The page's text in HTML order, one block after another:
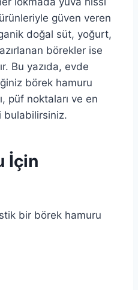
güven veren
doğal süt, yoğurt,
börekler ise
Bu yazıda, evde
börek hamuru
püf noktaları ve en
bulabilirsiniz.
İçin
bir börek hamuru